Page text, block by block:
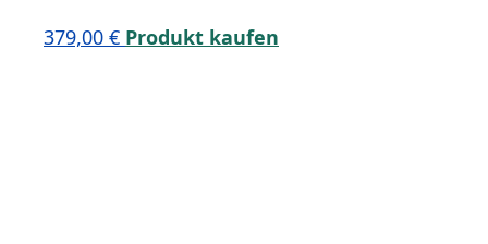
379,00 € Produkt kaufen